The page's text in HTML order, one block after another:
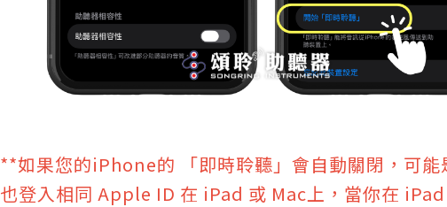
**如果您的iPhone的 「即時聆聽」會自動關閉，可
也登入相同 Apple ID 在 iPad 或 Mac上，當你在